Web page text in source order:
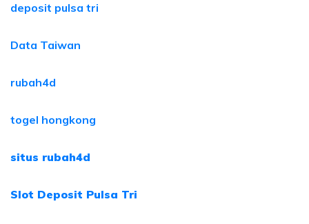
deposit pulsa tri
Data Taiwan
rubah4d
togel hongkong
situs rubah4d
Slot Deposit Pulsa Tri